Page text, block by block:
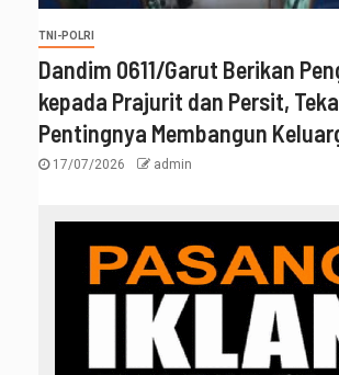
TNI-POLRI
‎Dandim 0611/Garut Berikan
kepada Prajurit dan Persit,
Pentingnya Membangun
17/07/2026 admin